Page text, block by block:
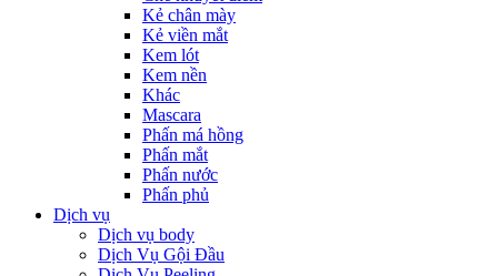
Kẻ chân mày
Kẻ viền mắt
Kem lót
Kem nền
Khác
Mascara
Phấn má hồng
Phấn mắt
Phấn nước
Phấn phủ
Dịch vụ
Dịch vụ body
Dịch Vụ Gội Đầu